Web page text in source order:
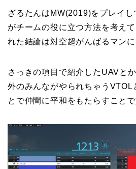
ざるたんはMW(2019)をプレイ
がチームの役に立つ方法を考え
れた結論は対空超がんばるマンに
さっきの項目で紹介したUAVと
外のみんながやられちゃうVTOL
とで仲間に平和をもたらすことで